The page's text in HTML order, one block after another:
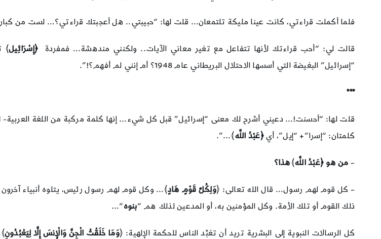
فلما أكملت قراءتي، كانت عينا مليكة تلتمعان… قلت لها: “حبيبتي.. هل أعجبتك قراءتي؟… لست من
قالت لي: “أحب قراءتك لأنها تتفاعل مع تغير معاني الآيات.. ولكنني مندهشة… فمفردة ﴿إِسْرَائِيل﴾
“إسرائيل” البغيضة التي أسسها الاحتلال البريطاني عام 1948؟ أم إنني لم أفهم؟!”.
***
قلت لها: “أحسنت!… دعيني أشرح لك معنى “إسرائيل” قبل كل شيء… إنها كلمة مركبة من اللغة العربية-
كلمتان: “إسرا”+ “إيل”، أي﴿عَبْدُ اللَّه﴾…”.
– من هو ﴿عَبْدُ اللَّه﴾هذا؟
– كل قوم لهم رسول… قال الله تعالى: ﴿وَلِكُلِّ قَوْمٍ هَادٍ﴾… وكل قوم لهم رسول رئيس، يتلوه أنبياء
ذلك القوم أو تلك الأمة. وكل المؤمنين به، أو المدعين لذلك هم “بنوه“…
كل الرسالات النبوية إلى البشرية تريد أن تعَبِّد الناس للحكمة الإلهية: ﴿وَمَا خَلَقْتُ الْجِنَّ وَالْإِنسَ إِلَّا لِيَعْبُدُونِ